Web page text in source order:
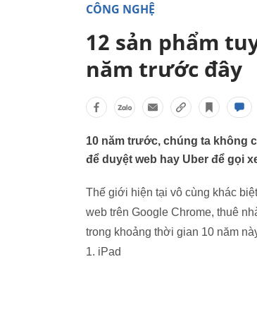
CÔNG NGHỆ
12 sản phẩm
năm trước đây
10 năm trước, chúng ta không
để duyệt web hay Uber để gọi
Thế giới hiện tại vô cùng khác
web trên Google Chrome, thuê
trong khoảng thời gian 10 năm
1. iPad